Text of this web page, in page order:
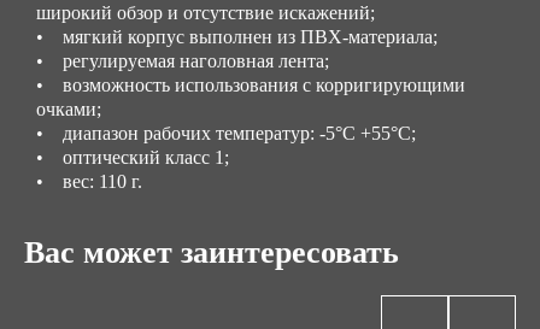
широкий обзор и отсутствие искажений;
• мягкий корпус выполнен из ПВХ-материала;
• регулируемая наголовная лента;
• возможность использования с корригирующими
очками;
• диапазон рабочих температур: -5°C +55°C;
• оптический класс 1;
• вес: 110 г.
Вас может заинтересовать